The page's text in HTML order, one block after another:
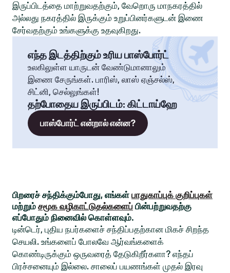
இருப்பிடத்தை மாற்றுவதற்கும், வேறொரு மாநகரத்தில்
அல்லது நகரத்தில் இருக்கும் உறுப்பினர்களுடன் இணை
சேர்வதற்கும் உங்களுக்கு உதவுகிறது.
எந்த இடத்திற்கும் உரிய பாஸ்போர்ட்
உலகிலுள்ள யாருடன் வேண்டுமானாலும்
இணை சேருங்கள். பாரிஸ், லாஸ் ஏஞ்சல்ஸ்,
சிட்னி, செல்லுங்கள்!
தற்போதைய இருப்பிடம்: கிட்டாய்ஹே
பாஸ்போர்ட் என்றால் என்ன?
பிறரைச் சந்திக்கும்போது, எங்கள் பாதுகாப்புக் குறிப்புகள்
மற்றும் சமூக வழிகாட்டுதல்களைப் பின்பற்றுவதற்கு
எப்போதும் நினைவில் கொள்ளவும்.
டின்டெர், புதிய நபர்களைச் சந்திப்பதற்கான மிகச் சிறந்த
செயலி. உங்களைப் போலவே ஆர்வங்களைக்
கொண்டிருக்கும் ஒருவரைத் தேடுகிறீர்களா? எந்தப்
பிரச்சனையும் இல்லை. சாலைப் பயணங்கள் முதல் இரவு